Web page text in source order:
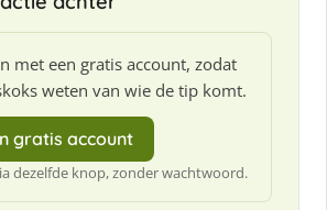
met een gratis account, zodat
weten van wie de tip komt.
gratis account
dezelfde knop, zonder wachtwoord.